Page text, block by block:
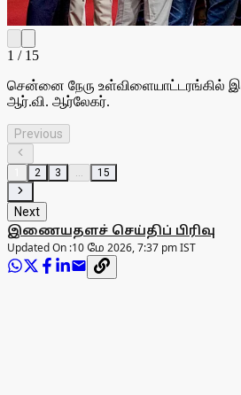
1 / 15
சென்னை நேரு உள்விளையாட்டரங்கில்
ஆர்.வி. ஆர்லேகர்.
Previous
2 3 15
Next
இணையதளச் செய்திப் பிரிவு
Updated On :10 மே 2026, 7:37 pm IST